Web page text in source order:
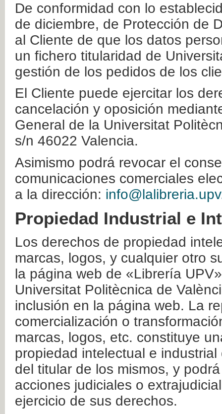
De conformidad con lo
de diciembre, de Protección de
al Cliente de que los datos
un fichero titularidad de
gestión de los pedidos de los
El Cliente puede ejercitar los
cancelación y oposición
General de la Universitat
s/n 46022 Valencia.
Asimismo podrá revocar el
comunicaciones comerciales
a la dirección:
Propiedad Industrial e
Los derechos de propiedad
marcas, logos, y cualquier otro
la página web de «Librería
Universitat Politècnica de
inclusión en la página web. La
comercialización o
marcas, logos, etc. constituye
propiedad intelectual e
del titular de los mismos, y
acciones judiciales o
ejercicio de sus derechos.